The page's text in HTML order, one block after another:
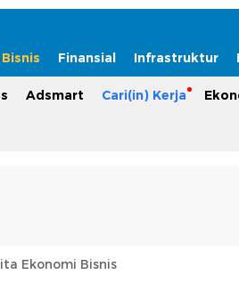
Finansial Infrastruktur
Adsmart Cari(in) Kerja
Ekonomi Bisnis